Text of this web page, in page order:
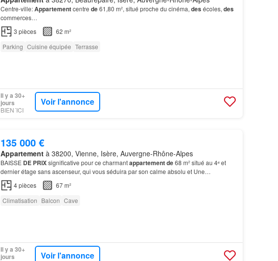
Centre-ville:Appartementcentre de61,80 m², situé proche du cinéma, des écoles, des
commerces…
3 pièces
62 m²
Parking Cuisine équipée Terrasse
Il y a 30+
jours
BIEN´ICI
Voir l'annonce
135 000 €
Appartementà 38200, Vienne, Isère, Auvergne-Rhône-Alpes
BAISSE DE PRIXsignificative pour ce charmantappartementde68 m² situé au 4ᵉ et
dernier étage sans ascenseur, qui vous séduira par son calme absolu et Une
opportunité à saisir rapidement suite à la baisse
4pièces
67 m²
Climatisation Balcon Cave
Il y a 30+
jours
Voir l'annonce